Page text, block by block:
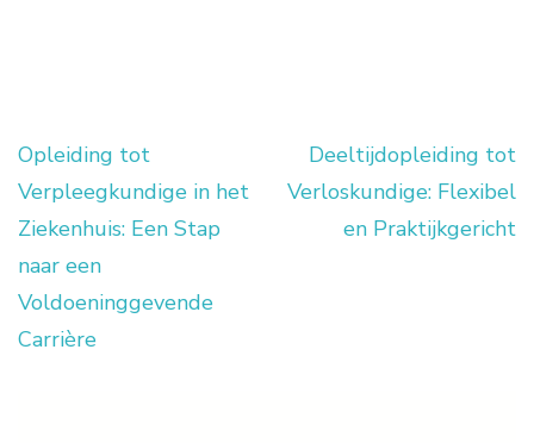
Berichtnavigatie
Opleiding tot
Verpleegkundige in het
Ziekenhuis: Een Stap
naar een
Voldoeninggevende
Carrière
Deeltijdopleiding tot
Verloskundige: Flexibel
en Praktijkgericht